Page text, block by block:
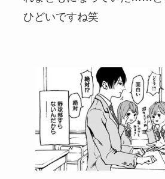
ひどいですね笑